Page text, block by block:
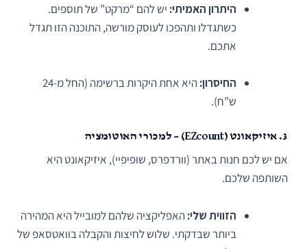
היתרון האמיתי: יש להם “מרקט” של תוספים.
כשתגדלו ותהפכו לעוסק מורשה, התוכנה הזו תגדל
אתכם.
החיסרון:
היא אחת היקרות ברשימה (החל מ-24
ש”ח).
3. איזיקאונט (EZcount) – למכורי האוטומציה
אם יש לכם חנות באתר (וורדפרס, שופיפיי), איזיקאונט היא
השותפה שלכם.
הזווית שלי:האפליקציה שלהם למובייל היא המהירה
ביותר שבדקתי. שלוש לחיצות והקבלה בוואטסאפ של